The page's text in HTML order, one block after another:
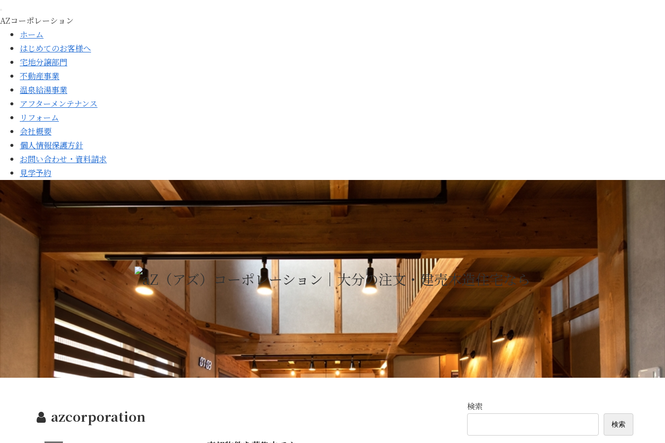
AZコーポレーション
ホーム
はじめてのお客様へ
宅地分譲部門
不動産事業
温泉給湯事業
アフターメンテナンス
リフォーム
会社概要
個人情報保護方針
お問い合わせ・資料請求
見学予約
azcorporation
検索
検索